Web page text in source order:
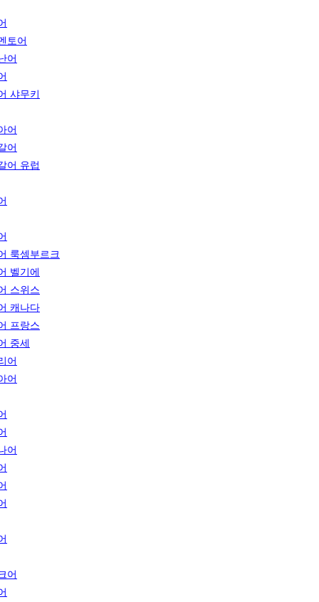
토어
어
샤무키
어
어
어 유럽
룩셈부르크
벨기에
스위스
캐나다
프랑스
중세
어
어
어
어